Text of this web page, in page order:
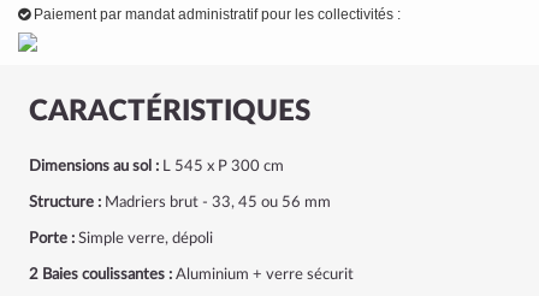
CARACTÉRISTIQUES
Dimensions au sol : L 545 x P 300 cm
Structure : Madriers brut - 33, 45 ou 56 mm
Porte : Simple verre, dépoli
2 Baies coulissantes : Aluminium + verre sécurit
Paiement par mandat administratif pour les collectivités :